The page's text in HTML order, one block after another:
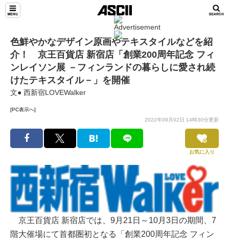
色鮮やかなデザイン原画やテキスタイルなどを紹
介！ 京王百貨店 新宿店「創業200周年記念 フィ
ンレイソン展 －フィンランドの暮らしに愛され続
けたテキスタイル－」を開催
文● 西新宿LOVEWalker
[PC表示へ]
2022年09月02日 14時30分更新
お気に入り
京王百貨店 新宿店では、9月21日～10月3日の期間、7
階大催場にて首都圏初となる「創業200周年記念 フィン